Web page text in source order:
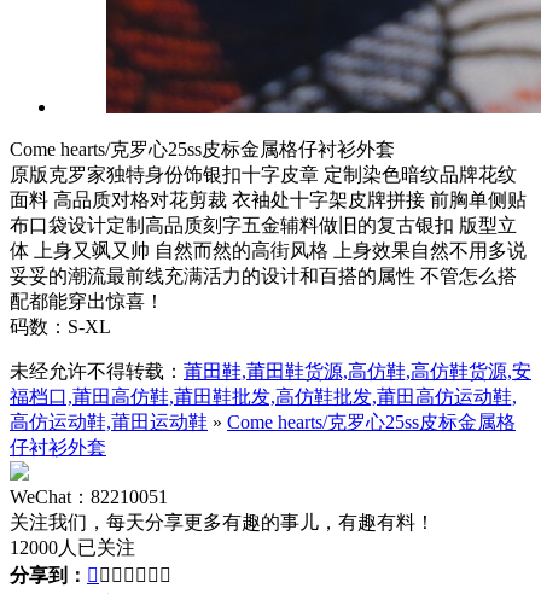
Come hearts/克罗心25ss皮标金属格仔衬衫外套
原版克罗家独特身份饰银扣十字皮章 定制染色暗纹品牌花纹
面料 高品质对格对花剪裁 衣袖处十字架皮牌拼接 前胸单侧贴
布口袋设计定制高品质刻字五金辅料做旧的复古银扣 版型立
体 上身又飒又帅 自然而然的高街风格 上身效果自然不用多说
妥妥的潮流最前线充满活力的设计和百搭的属性 不管怎么搭
配都能穿出惊喜！
码数：S-XL
未经允许不得转载： 莆田鞋,莆田鞋货源,高仿鞋,高仿鞋货源,安
福档口,莆田高仿鞋,莆田鞋批发,高仿鞋批发,莆田高仿运动鞋,
高仿运动鞋,莆田运动鞋 » Come hearts/克罗心25ss皮标金属格
仔衬衫外套
WeChat：82210051
关注我们，每天分享更多有趣的事儿，有趣有料！
12000人已关注
分享到：       